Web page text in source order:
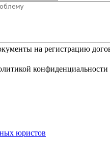
на регистрацию
конфиденциальности
юристов